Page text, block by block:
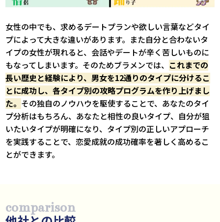
女性の中でも、求めるデートプランや欲しい言葉などタイ
プによって大きな違いがあります。また自分と合わないタ
イプの女性が現れると、会話やデートが辛く苦しいものに
もなってしまいます。そのためブラメンでは、 これまでの
長い歴史と経験により、男女を12通りのタイプに分けるこ
とに成功し、各タイプ別の攻略プログラムを作り上げまし
た。 その独自のノウハウを駆使することで、あなたのタイ
プ分析はもちろん、あなたと相性の良いタイプ、自分が狙
いたいタイプが明確になり、タイプ別の正しいアプローチ
を実践することで、恋愛成就の成功確率を著しく高めるこ
とができます。